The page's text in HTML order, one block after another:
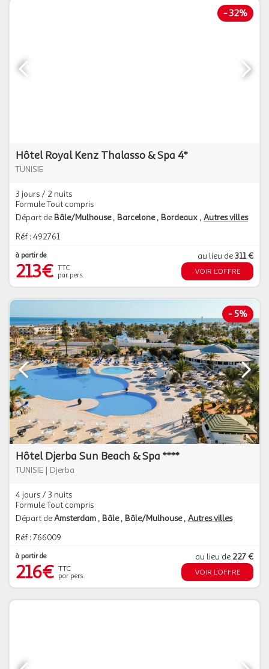
-32%
Hôtel Royal Kenz Thalasso & Spa 4*
TUNISIE
3 jours / 2 nuits
Formule Tout compris
Départ de Bâle/Mulhouse Barcelone Bordeaux Autres villes
Réf : 492761
à partir de
213€ TTC
par pers.
au lieu de311 €
VOIR L'OFFRE
- 5%
Hôtel Djerba Sun Beach & Spa ****
TUNISIE | Djerba
4 jours / 3 nuits
Formule Tout compris
Départ deAmsterdam Bâle Bâle/Mulhouse Autres villes
Réf : 766009
à partir de
216€ TTC
par pers.
au lieu de 227 €
VOIR L'OFFRE